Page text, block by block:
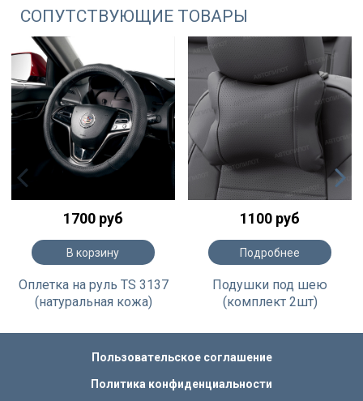
СОПУТСТВУЮЩИЕ ТОВАРЫ
1700 руб
В корзину
Оплетка на руль TS 3137
(натуральная кожа)
1100 руб
Подробнее
Подушки под шею
(комплект 2шт)
Пользовательское соглашение
Политика конфиденциальности